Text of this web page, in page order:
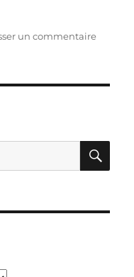
un commentairesur